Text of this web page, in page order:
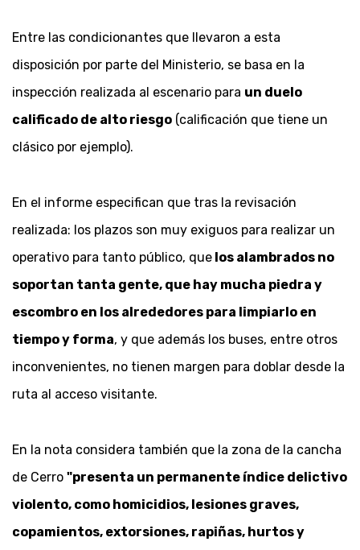
Entre las condicionantes que llevaron a esta
disposición por parte del Ministerio, se basa en la
inspección realizada al escenario para un duelo
calificado de alto riesgo (calificación que tiene un
clásico por ejemplo).
En el informe especifican que tras la revisación
realizada: los plazos son muy exiguos para realizar un
operativo para tanto público, que los alambrados no
soportan tanta gente, que hay mucha piedra y
escombro en los alrededores para limpiarlo en
tiempo y forma, y que además los buses, entre otros
inconvenientes, no tienen margen para doblar desde la
ruta al acceso visitante.
En la nota considera también que la zona de la cancha
de Cerro "presenta un permanente índice delictivo
violento, como homicidios, lesiones graves,
copamientos, extorsiones, rapiñas, hurtos y